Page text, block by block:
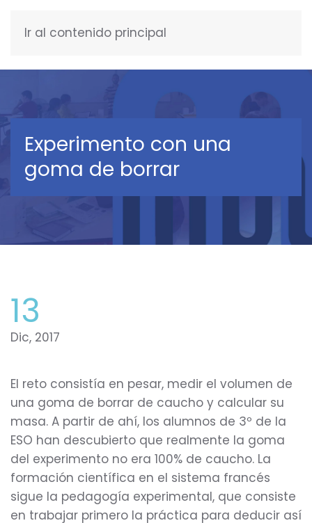
Ir al contenido principal
Experimento con una
goma de borrar
13
Dic, 2017
El reto consistía en pesar, medir el volumen de
una goma de borrar de caucho y calcular su
masa. A partir de ahí, los alumnos de 3º de la
ESO han descubierto que realmente la goma
del experimento no era 100% de caucho. La
formación científica en el sistema francés
sigue la pedagogía experimental, que consiste
en trabajar primero la práctica para deducir así